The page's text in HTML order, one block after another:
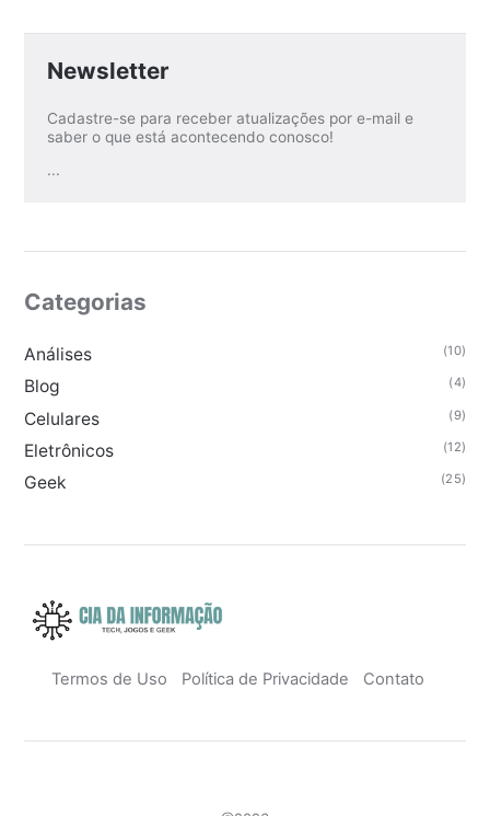
Newsletter
Cadastre-se para receber atualizações por e-mail e
saber o que está acontecendo conosco!
...
Categorias
Análises (10)
Blog (4)
Celulares (9)
Eletrônicos (12)
Geek (25)
Termos de Uso Política de Privacidade Contato